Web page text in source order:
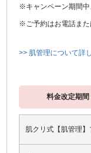
※キャンペーン期間中
※ご予約はお電話また
>> 肌管理について詳
料金改定期間
肌クリ式【肌管理